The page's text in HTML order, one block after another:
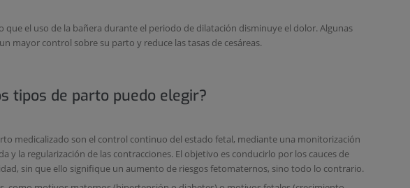
que el uso de la bañera durante el periodo de dilatación disminuye el dolor. Algunas
mayor control sobre su parto y reduce las tasas de cesáreas.
tipos de parto puedo elegir?
medicalizado son el control continuo del estado fetal, mediante una monitorización
y la regularización de las contracciones. El objetivo es conducirlo por los cauces de
sin que ello signifique un aumento de riesgos fetomaternos, sino todo lo contrario.